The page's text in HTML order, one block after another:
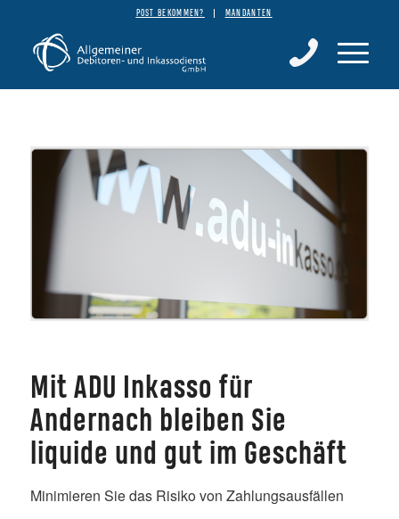
POST BEKOMMEN? MANDANTEN
Mit ADU Inkasso für
Andernach bleiben Sie
liquide und gut im Geschäft
Minimieren Sie das Risiko von Zahlungsausfällen